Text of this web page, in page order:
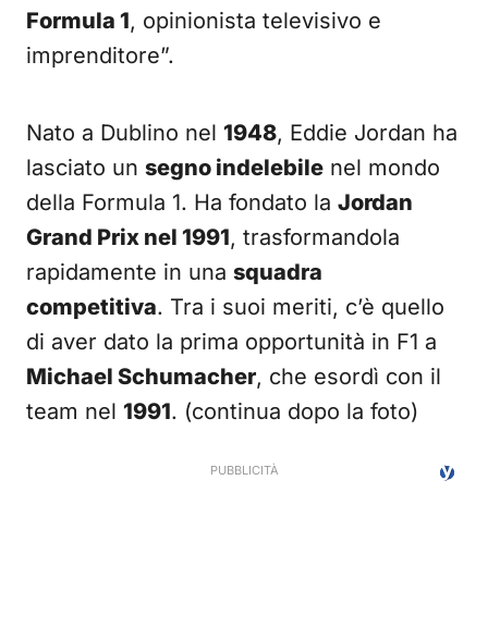
Formula 1, opinionista televisivo e
imprenditore”.
Nato a Dublino nel 1948, Eddie Jordan ha
lasciato un segno indelebile nel mondo
della Formula 1. Ha fondato la Jordan
Grand Prix nel 1991, trasformandola
rapidamente in una squadra
competitiva. Tra i suoi meriti, c’è quello
di aver dato la prima opportunità in F1 a
Michael Schumacher, che esordì con il
team nel 1991. (continua dopo la foto)